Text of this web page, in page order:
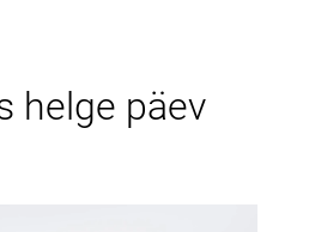
helge päev